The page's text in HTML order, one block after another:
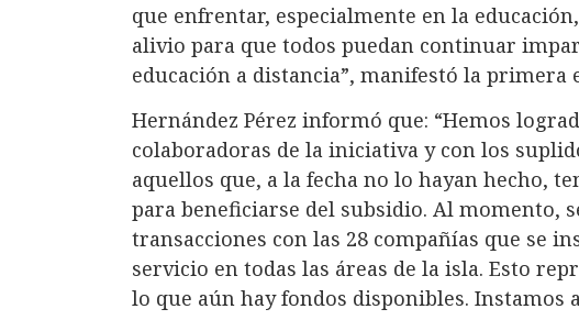
que enfrentar, especialmente en la
alivio para que todos puedan continuar
educación a distancia”, manifestó la primera
Hernández Pérez informó que: “Hemos
colaboradoras de la iniciativa y con los
aquellos que, a la fecha no lo hayan hecho,
para beneficiarse del subsidio. Al momento,
transacciones con las 28 compañías que se
servicio en todas las áreas de la isla. Esto
lo que aún hay fondos disponibles. Instamos